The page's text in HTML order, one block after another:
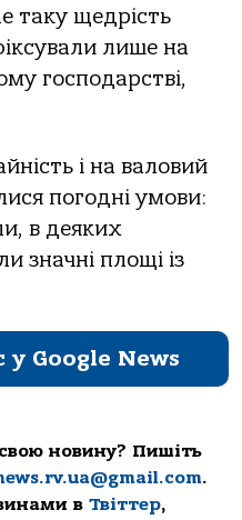
таку щедрість
лише на
господарстві,
і на валовий
погодні умови:
в деяких
значні площі із
у Google News
новину? Пишіть
.
в Твіттер,